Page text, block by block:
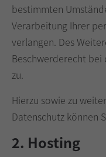
bestimmten
Verarbeitung Ihrer
verlangen. Des
Beschwerderecht
zu.
Hierzu sowie zu
Datenschutz können
2. Hosting